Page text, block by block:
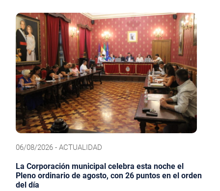
06/08/2026 - ACTUALIDAD
La Corporación municipal celebra esta noche el
Pleno ordinario de agosto, con 26 puntos en el orden
del día